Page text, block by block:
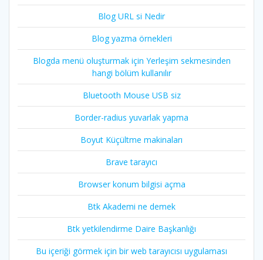
Blog URL si Nedir
Blog yazma örnekleri
Blogda menü oluşturmak için Yerleşim sekmesinden
hangi bölüm kullanılır
Bluetooth Mouse USB siz
Border-radius yuvarlak yapma
Boyut Küçültme makinaları
Brave tarayıcı
Browser konum bilgisi açma
Btk Akademi ne demek
Btk yetkilendirme Daire Başkanlığı
Bu içeriği görmek için bir web tarayıcısı uygulaması